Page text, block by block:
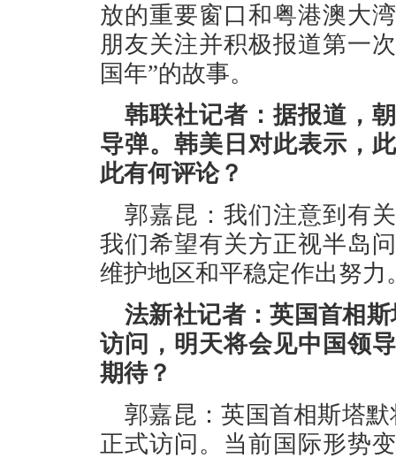
放的重要窗口和粤港澳大
朋友关注并积极报道第一
国年”的故事。
韩联社记者：据报道，
导弹。韩美日对此表示，
此有何评论？
郭嘉昆：我们注意到有
我们希望有关方正视半岛
维护地区和平稳定作出努力
法新社记者：英国首相
访问，明天将会见中国领
期待？
郭嘉昆：英国首相斯塔
正式访问。当前国际形势